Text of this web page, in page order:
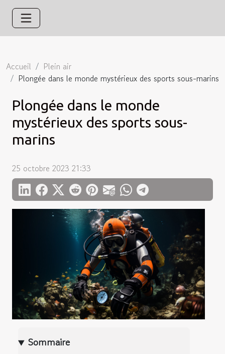
Accueil
Plein air
Plongée dans le monde mystérieux des sports sous-marins
Plongée dans le monde
mystérieux des sports sous-
marins
25 octobre 2023 21:33
Sommaire